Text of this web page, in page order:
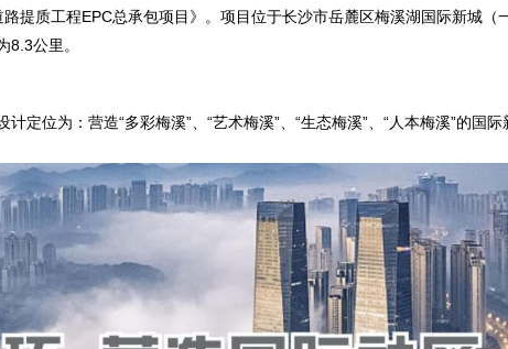
提质工程EPC总承包项目》。项目位于长沙市岳麓区梅溪湖国际新城（
8.3公里。
定位为：营造“多彩梅溪”、“艺术梅溪”、“生态梅溪”、“人本梅溪”的国际